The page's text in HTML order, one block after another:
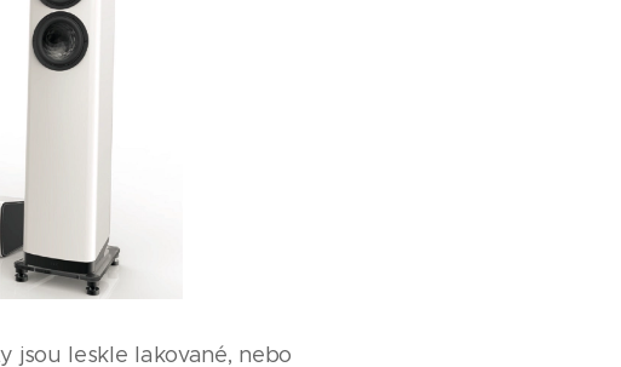
jsou leskle lakované, nebo